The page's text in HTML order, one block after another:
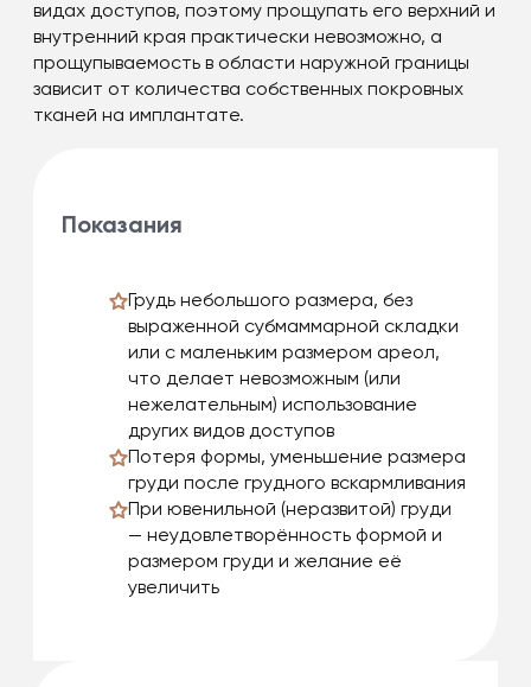
видах доступов, поэтому прощупать его верхний и
внутренний края практически невозможно, а
прощупываемость в области наружной границы
зависит от количества собственных покровных
тканей на имплантате.
Показания
Грудь небольшого размера, без
выраженной субмаммарной складки
или с маленьким размером ареол,
что делает невозможным (или
нежелательным) использование
других видов доступов
Потеря формы, уменьшение размера
груди после грудного вскармливания
При ювенильной (неразвитой) груди
— неудовлетворённость формой и
размером груди и желание её
увеличить